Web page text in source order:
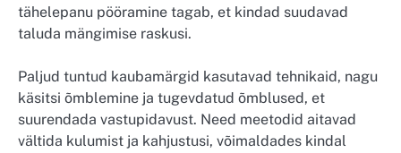
tähelepanu pööramine tagab, et kindad suudavad
taluda mängimise raskusi.
Paljud tuntud kaubamärgid kasutavad tehnikaid, nagu
käsitsi õmblemine ja tugevdatud õmblused, et
suurendada vastupidavust. Need meetodid aitavad
vältida kulumist ja kahjustusi, võimaldades kindal